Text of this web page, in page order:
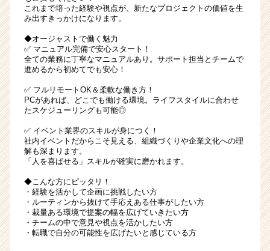
これまで培った経験や視点が、新たなプロジェクトの価値を生
み出すきっかけになります。
◆オージャストで働く魅力
✅ マニュアル完備で安心スタート！
全ての業務に丁寧なマニュアルあり。サポート担当とチームで
進めるから初めてでも安心！
✅ フルリモートOK＆柔軟な働き方！
PCがあれば、どこでも働ける環境。ライフスタイルに合わせ
たスケジューリングも可能◎
✅ イベント業界のスキルが身につく！
社内イベントだからこそ見える、組織づくりや企業文化への理
解も深まります。
「人を喜ばせる」スキルが確実に磨かれます。
◆こんな方にピッタリ！
・経験を活かして企画に挑戦したい方
・ルーティンから抜けて手応えある仕事がしたい方
・裁量ある環境で提案の幅を広げていきたい方
・チームの中で意見や視点を活かしたい方
・転職で自分の可能性を広げたいと感じている方